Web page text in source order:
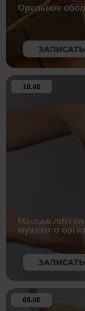
Оральное
Массаж
мужского
10.08
09.08